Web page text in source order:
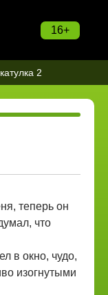
16+
2
теперь он
что
в окно, чудо,
изогнутыми